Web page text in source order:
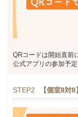
QRコードは開始直前
公式アプリの参加予
STEP2 【個室8対